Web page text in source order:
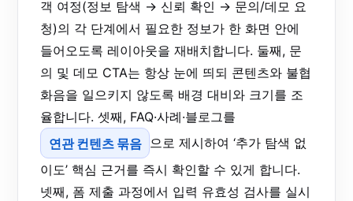
객 여정(정보 탐색 → 신뢰 확인 → 문의/데모 요
청)의 각 단계에서 필요한 정보가 한 화면 안에
들어오도록 레이아웃을 재배치합니다. 둘째, 문
의 및 데모 CTA는 항상 눈에 띄되 콘텐츠와 불협
화음을 일으키지 않도록 배경 대비와 크기를 조
율합니다. 셋째, FAQ·사례·블로그를
연관 컨텐츠 묶음 으로 제시하여 ‘추가 탐색 없
이도’ 핵심 근거를 즉시 확인할 수 있게 합니다.
넷째, 폼 제출 과정에서 입력 유효성 검사를 실시